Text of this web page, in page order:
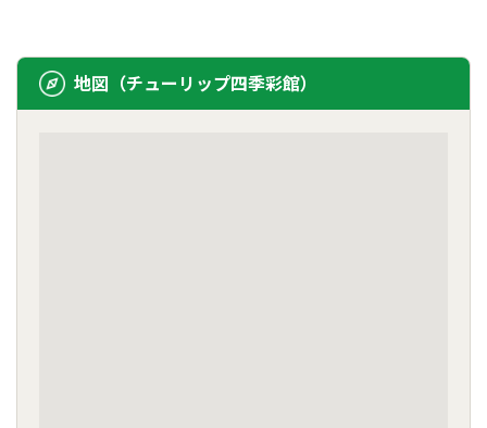
地図（チューリップ四季彩館）